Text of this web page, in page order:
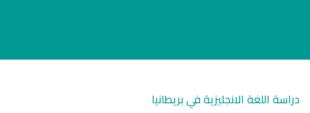
دراسة اللغة الانجليزية في بريطانيا